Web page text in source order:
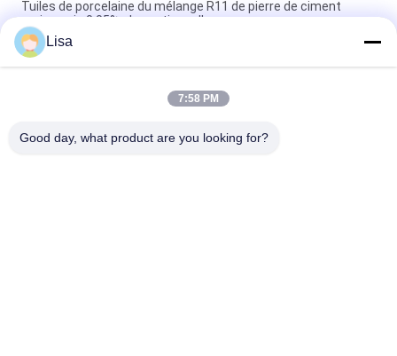
Tuiles de porcelaine du mélange R11 de pierre de ciment
moins puis 0,05% absorptions d'eau
Jet d'encre concret de catégorie des carrelages de ciment
décoratif D.C.A. imprimant 10mm épais
Coloration accidentelle d'anti de ciment de regard de
Lisa
7:58 PM
Good day, what product are you looking for?